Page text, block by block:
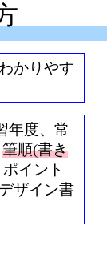
かりやす
年度、常
筆順(書き
イント
ザイン書